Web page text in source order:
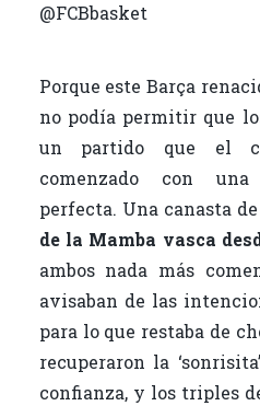
@FCBbasket
Porque este Barça
no podía permitir que
un partido que el
comenzado con
perfecta. Una canasta
de la Mamba vasca
ambos nada más
avisaban de las
para lo que restaba de
recuperaron la
confianza, y los triples